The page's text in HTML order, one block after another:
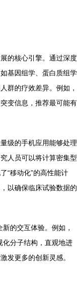
的核心引擎。通过深度
基因组学、蛋白质组学
群的疗效差异。例如，
变信息，推荐最可能有
级的手机应用能够处理
人员可以将计算密集型
“移动化”的高性能计
以确保临床试验数据的
的交互体验。例如，
化分子结构，直观地进
发更多的创新灵感。